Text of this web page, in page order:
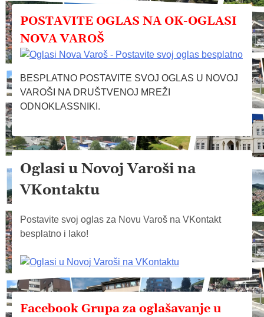
člancima
POSTAVITE OGLAS NA OK-OGLASI
NOVA VAROŠ
BESPLATNO POSTAVITE SVOJ OGLAS U NOVOJ
VAROŠI NA DRUŠTVENOJ MREŽI
ODNOKLASSNIKI.
Oglasi u Novoj Varoši na
VKontaktu
Postavite svoj oglas za Novu Varoš na VKontakt
besplatno i lako!
Facebook Grupa za oglašavanje u